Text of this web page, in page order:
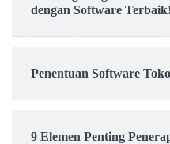
dengan Software Terbaik!
Penentuan Software
9 Elemen Penting